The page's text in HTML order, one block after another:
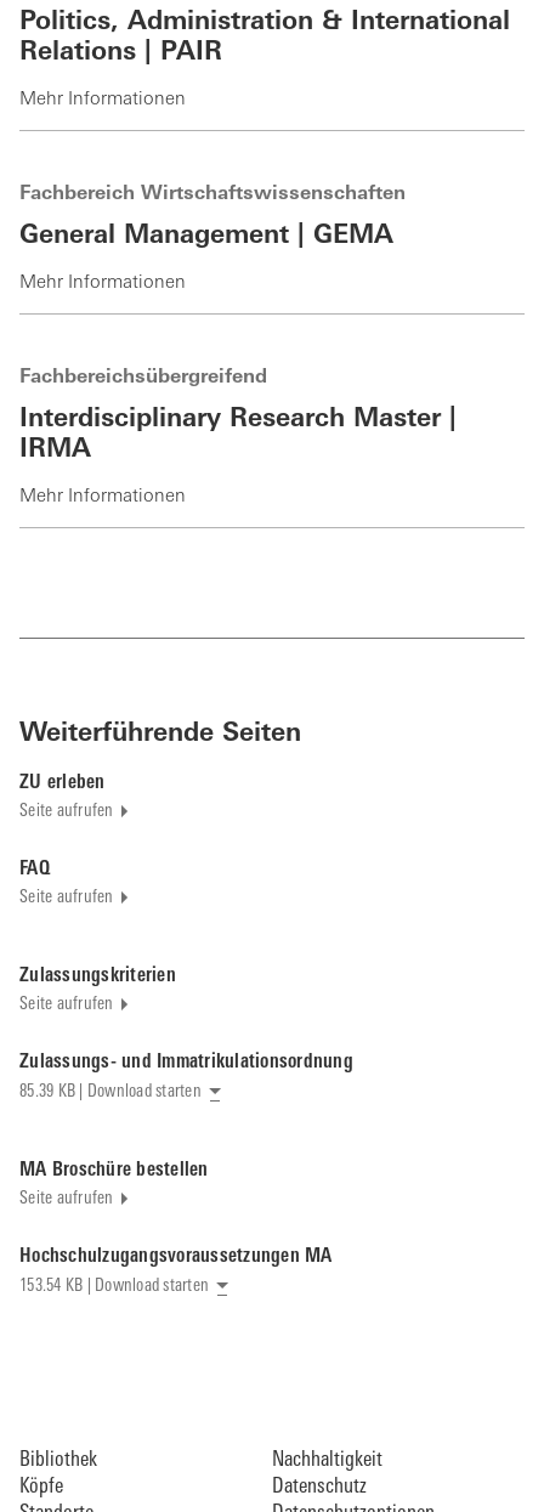
Politics, Administration & International
Relations | PAIR
Mehr Informationen
Fachbereich Wirtschaftswissenschaften
General Management | GEMA
Mehr Informationen
Fachbereichsübergreifend
Interdisciplinary Research Master |
IRMA
Mehr Informationen
Weiterführende Seiten
ZU erleben
Seite aufrufen
FAQ
Seite aufrufen
Zulassungskriterien
Seite aufrufen
Zulassungs- und Immatrikulationsordnung
85.39 KB | Download starten
MA Broschüre bestellen
Seite aufrufen
Hochschulzugangsvoraussetzungen MA
153.54 KB | Download starten
Bibliothek
Köpfe
Nachhaltigkeit
Datenschutz